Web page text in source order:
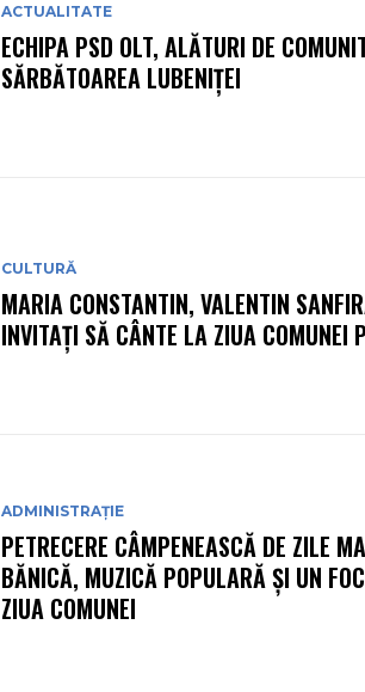
ACTUALITATE
ECHIPA PSD OLT, ALĂTURI DE
SĂRBĂTOAREA LUBENIȚEI
CULTURĂ
MARIA CONSTANTIN, VALENTIN
INVITAȚI SĂ CÂNTE LA ZIUA COMUNEI
ADMINISTRAȚIE
PETRECERE CÂMPENEASCĂ DE ZILE
BĂNICĂ, MUZICĂ POPULARĂ ȘI UN
ZIUA COMUNEI